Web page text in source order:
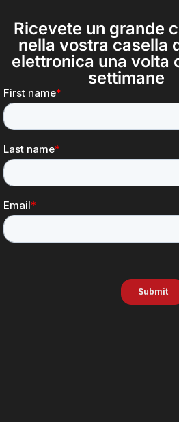
Ricevete un grande
nella vostra casella
elettronica una volta
settimane